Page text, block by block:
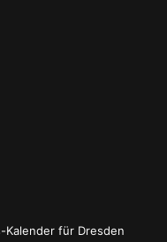
Kalender für Dresden